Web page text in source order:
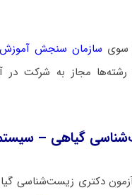
سوی سازمان سنجش
رشته‌ها مجاز به شرکت
گیاهی –
دکتری زیست‌شناسی